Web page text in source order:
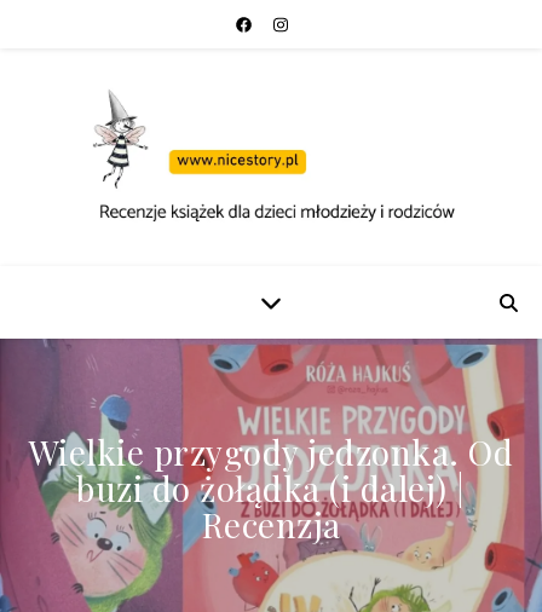
Od
dalej) |
Jadzia i Antyk
Anioła – książka